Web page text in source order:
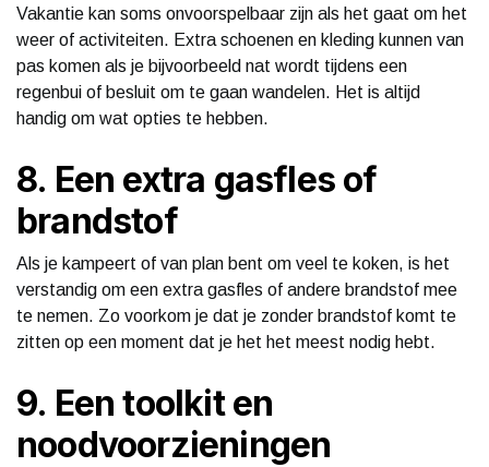
Vakantie kan soms onvoorspelbaar zijn als het gaat om het
weer of activiteiten. Extra schoenen en kleding kunnen van
pas komen als je bijvoorbeeld nat wordt tijdens een
regenbui of besluit om te gaan wandelen. Het is altijd
handig om wat opties te hebben.
8. Een extra gasfles of
brandstof
Als je kampeert of van plan bent om veel te koken, is het
verstandig om een extra gasfles of andere brandstof mee
te nemen. Zo voorkom je dat je zonder brandstof komt te
zitten op een moment dat je het het meest nodig hebt.
9. Een toolkit en
noodvoorzieningen